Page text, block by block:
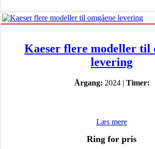
Kaeser flere modeller til
levering
Årgang: 2024 | Timer:
Læs mere
Ring for pris